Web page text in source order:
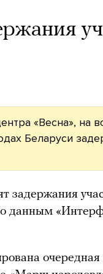
«Весна», на
Беларуси
задержания
данным
очередная